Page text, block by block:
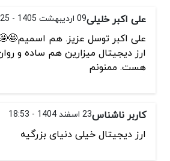
علی اکبر خلیلی09 اردیبهشت 1405 - 07:25
علی اکبر توسل عزیز. هم
ارز دیجیتال میزارین هم ساده و
هست. ممنونم
کاربر ناشناس23 اسفند 1404 - 18:53
ارز دیجیتال خیلی دنیای بزرگیه